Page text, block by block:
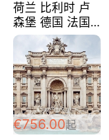
荷兰 比利时 卢
森堡 德国 法国
超爽玩遍西欧 循
环线 全程四星宾
馆 108欧/人/天
€756.00起